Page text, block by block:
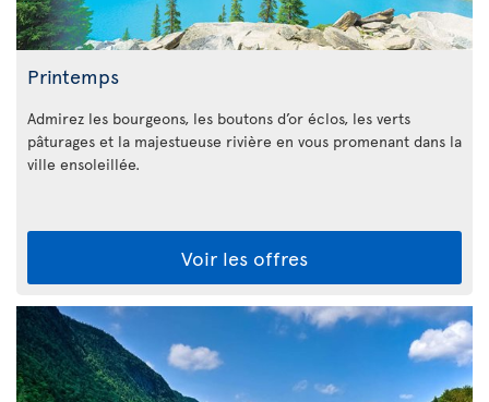
Printemps
Admirez les bourgeons, les boutons d’or éclos, les verts
pâturages et la majestueuse rivière en vous promenant dans la
ville ensoleillée.
Voir les offres